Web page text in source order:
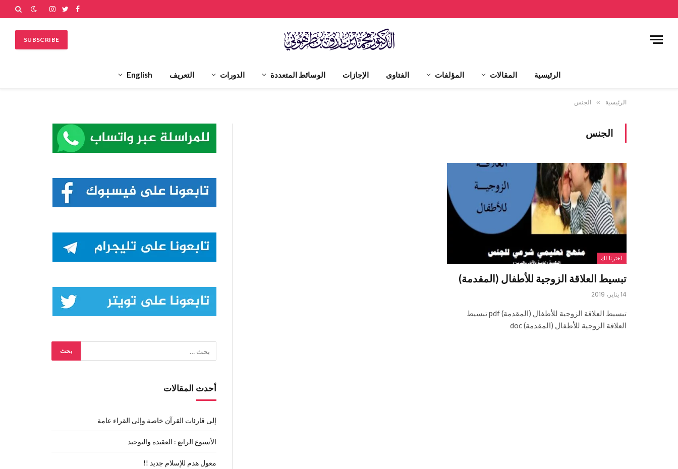
فيسبوك
تويترالانستغرام
SUBSCRIBE
الرئيسية المقالات المؤلفات الفتاوى الإجازات الوسائط المتعددة الدورات التعريف English
الرئيسية » الجنس
الجنس
اخترنا لك
تبسيط العلاقة الزوجية للأطفال (المقدمة)
14 يناير، 2019
تبسيط العلاقة الزوجية للأطفال (المقدمة) pdf تبسيط
العلاقة الزوجية للأطفال (المقدمة) doc
أحدث المقالات
إلى قارئات القرآن خاصة وإلى القراء عامة
الأسبوع الرابع : العقيدة والتوحيد
معول هدم للإسلام جديد !!